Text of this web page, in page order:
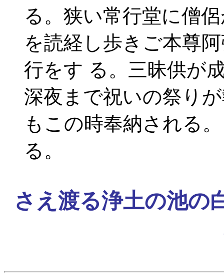
る。狭い常行堂に僧
を読経し歩きご本尊
行をす る。三昧供が
深夜まで祝いの祭り
もこの時奉納される
る。
さえ渡る浄土の池の